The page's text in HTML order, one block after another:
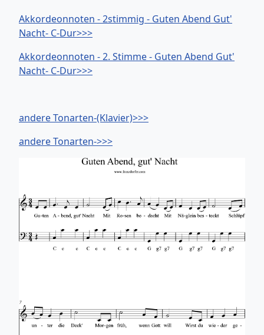
Akkordeonnoten - 2stimmig - Guten Abend Gut'
Nacht- C-Dur>>>
Akkordeonnoten - 2. Stimme - Guten Abend Gut'
Nacht- C-Dur>>>
andere Tonarten-(Klavier)>>>
andere Tonarten->>>